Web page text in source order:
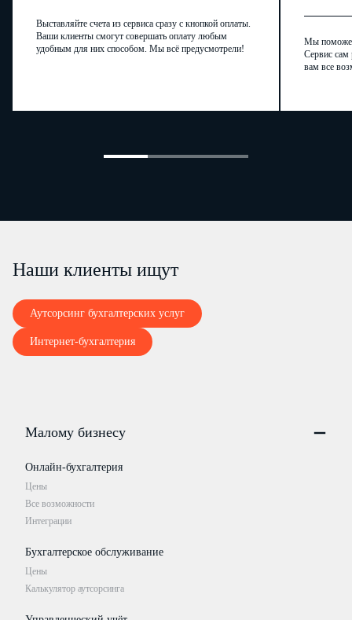
Выставляйте счета из сервиса сразу с кнопкой оплаты.
Ваши клиенты смогут совершать оплату любым
удобным для них способом. Мы всё предусмотрели!
Мы
Сервис сам
вам все
Наши клиенты ищут
Аутсорсинг бухгалтерских услуг
Интернет-бухгалтерия
Малому бизнесу
Онлайн-бухгалтерия
Цены
Все возможности
Интеграции
Бухгалтерское обслуживание
Цены
Калькулятор аутсорсинга